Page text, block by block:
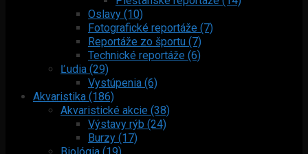
Oslavy (10)
Fotografické reportáže (7)
Reportáže zo športu (7)
Technické reportáže (6)
Ľudia (29)
Vystúpenia (6)
Akvaristika (186)
Akvaristické akcie (38)
Výstavy rýb (24)
Burzy (17)